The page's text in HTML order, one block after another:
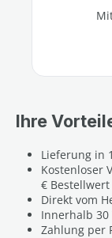
Ihre
Lieferung in
Kostenloser
€ Bestellwert
Direkt vom
Innerhalb
Zahlung per